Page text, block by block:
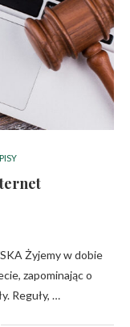
Żyjemy w dobie
zapominając o
Reguły, …